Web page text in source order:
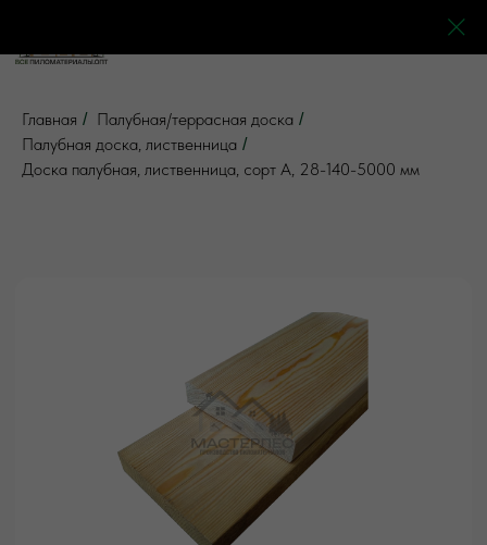
Главная / Палубная/террасная доска /
Палубная доска, лиственница /
Доска палубная, лиственница, сорт А, 28-140-5000 мм
Доска палубная, лиственница, сорт
А, 28-140-5000 мм
5 отзывов